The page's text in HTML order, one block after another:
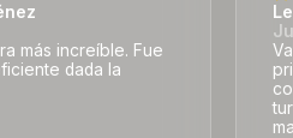
más increíble. Fue
dada la